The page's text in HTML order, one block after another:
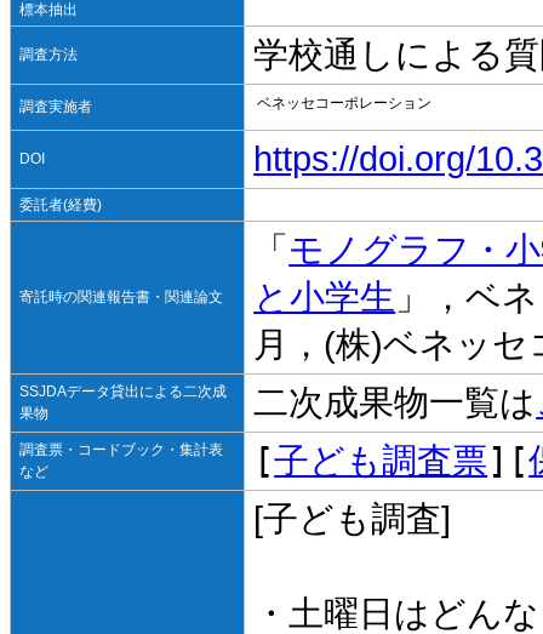
標本抽出
調査方法 学校通しによる
調査実施者 ベネッセコーポレーション
DOI https://doi.org/
委託者(経費)
寄託時の関連報告書・関連論文
「 モノグラフ・
と小学生 」，ベ
月，(株)ベネッ
SSJDAデータ貸出による二次成
果物
二次成果物一覧は
調査票・コードブック・集計表
など
[子ども調査票][
[子ども調査]
・土曜日はどん